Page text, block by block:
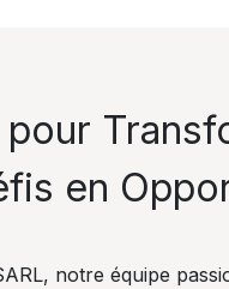
pour
en
notre équipe